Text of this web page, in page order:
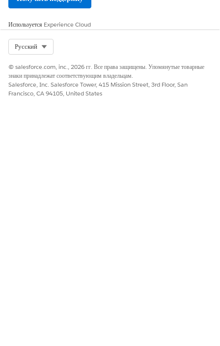
она содержала необходимые финансовые, демографические и
Отображение сведений о связанной записи - это приложение
Lightning, которое предоставляет компонент сводки для ваших
данных.
Используется Experience Cloud
Русский
© salesforce.com, inc., 2026 гг. Все права защищены. Упомянутые товарные
знаки принадлежат соответствующим владельцам.
Salesforce, Inc. Salesforce Tower, 415 Mission Street, 3rd Floor, San
Francisco, CA 94105, United States